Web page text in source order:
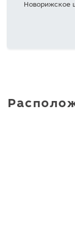
Новорижское